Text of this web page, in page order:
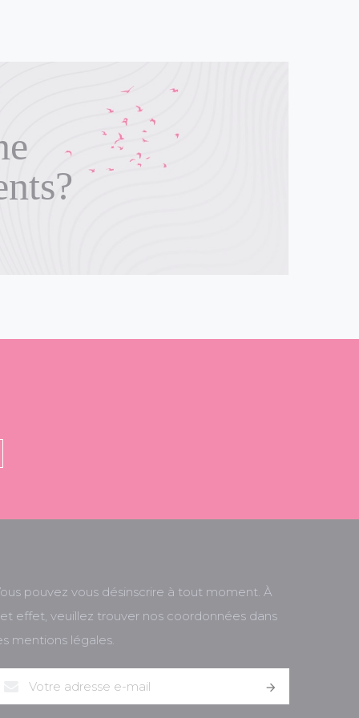
pouvez vous désinscrire à tout moment. À
effet, veuillez trouver nos coordonnées dans
mentions légales.
